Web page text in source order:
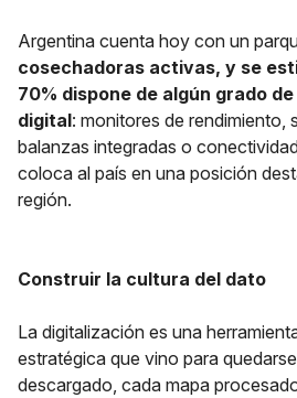
Argentina cuenta hoy con un
cosechadoras activas, y se
70% dispone de algún grado
digital: monitores de rendimiento,
balanzas integradas o
coloca al país en una posición
región.
Construir la cultura del dato
La digitalización es una
estratégica que vino para
descargado, cada mapa